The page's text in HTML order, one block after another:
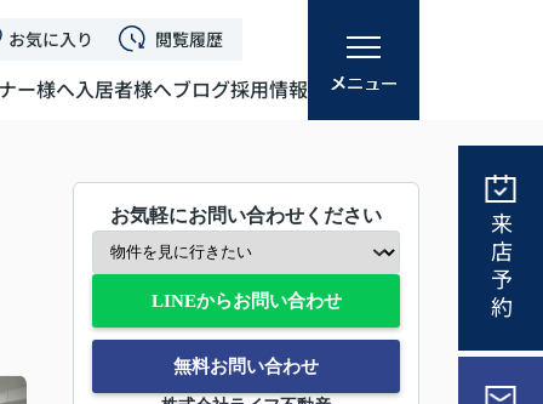
お気に入り 閲覧履歴
ー様へ入居者様へブログ採用情報
来店予約
お気軽にお問い合わせください
LINEからお問い合わせ
無料お問い合わせ